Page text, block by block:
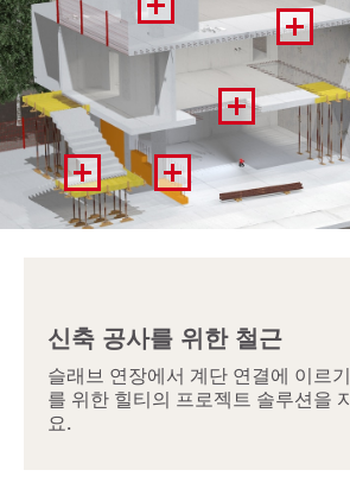
신축 공사를 위한 철근
슬래브 연장에서 계단 연결에 이르
를 위한 힐티의 프로젝트 솔루션을
요.